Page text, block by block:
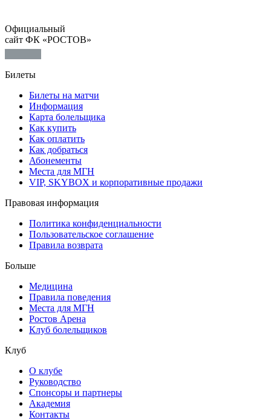
Официальный
сайт ФК «РОСТОВ»
Билеты
Билеты на матчи
Информация
Карта болельщика
Как купить
Как оплатить
Как добраться
Абонементы
Места для МГН
VIP, SKYBOX и корпоративные продажи
Правовая информация
Политика конфиденциальности
Пользовательское соглашение
Правила возврата
Больше
Медицина
Правила поведения
Места для МГН
Ростов Арена
Клуб болельщиков
Клуб
О клубе
Руководство
Спонсоры и партнеры
Академия
Контакты